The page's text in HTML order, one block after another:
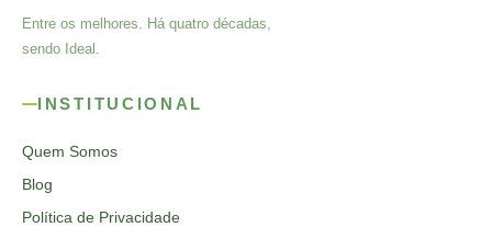
Entre os melhores. Há quatro décadas,
sendo Ideal.
INSTITUCIONAL
Quem Somos
Blog
Política de Privacidade